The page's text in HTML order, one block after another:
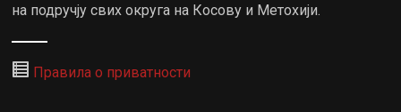
на подручју свих округа на Косову и Метохији.
Правила о приватности